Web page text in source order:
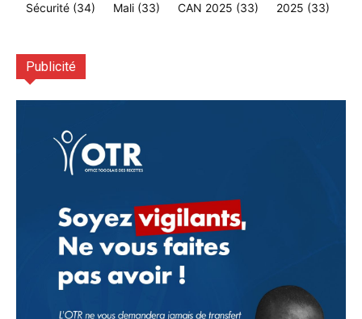
Sécurité (34) Mali (33) CAN 2025 (33) 2025 (33)
Publicité